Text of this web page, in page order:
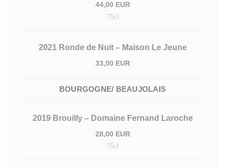
44,00 EUR
75cl
2021 Ronde de Nuit – Maison Le Jeune
33,00 EUR
BOURGOGNE/ BEAUJOLAIS
2019 Brouilly – Domaine Fernand Laroche
28,00 EUR
75cl